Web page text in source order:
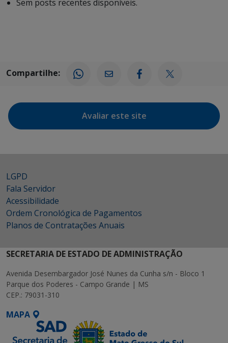
Sem posts recentes disponíveis.
Compartilhe:
Avaliar este site
LGPD
Fala Servidor
Acessibilidade
Ordem Cronológica de Pagamentos
Planos de Contratações Anuais
SECRETARIA DE ESTADO DE ADMINISTRAÇÃO
Avenida Desembargador José Nunes da Cunha s/n - Bloco 1
Parque dos Poderes - Campo Grande | MS
CEP.: 79031-310
MAPA